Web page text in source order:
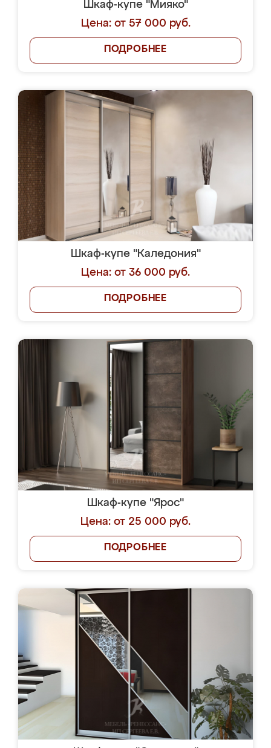
Шкаф-купе "Мияко"
Цена: от 57 000 руб.
ПОДРОБНЕЕ
Шкаф-купе "Каледония"
Цена: от 36 000 руб.
ПОДРОБНЕЕ
Шкаф-купе "Ярос"
Цена: от 25 000 руб.
ПОДРОБНЕЕ